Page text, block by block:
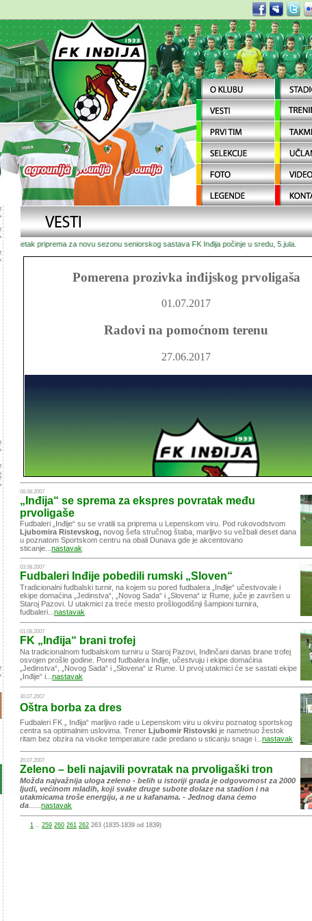
Početak priprema za novu sezonu seniorskog sastava FK Inđija počinje u sredu, 5.jula.
Pomerena prozivka inđijskog prvoligaša
01.07.2017
Radovi na pomoćnom terenu
27.06.2017
08.08.2007
„Inđija“ se sprema za ekspres povratak među
prvoligaše
Fudbaleri „Inđije“ su se vratili sa priprema u Lepenskom viru. Pod rukovodstvom
Ljubomira Ristevskog, novog šefa stručnog štaba, marljivo su vežbali deset dana
u poznatom Sportskom centru na obali Dunava gde je akcentovano
sticanje... nastavak
03.08.2007
Fudbaleri Inđije pobedili rumski „Sloven“
Tradicionalni fudbalski turnir, na kojem su pored fudbalera „Inđije“ učestvovale i
ekipe domaćina „Jedinstva“, „Novog Sada“ i „Slovena“ iz Rume, juče je završen u
Staroj Pazovi. U utakmici za treće mesto prošlogodišnji šampioni turnira,
fudbaleri... nastavak
01.08.2007
FK „Inđija“ brani trofej
Na tradicionalnom fudbalskom turniru u Staroj Pazovi, Inđinčani danas brane trofej
osvojen prošle godine. Pored fudbalera Inđije, učestvuju i ekipe domaćina
„Jedinstva“, „Novog Sada“ i „Slovena“ iz Rume. U prvoj utakmici će se sastati ekipe
„Inđije“ i... nastavak
30.07.2007
Oštra borba za dres
Fudbaleri FK „ Inđija“ marljivo rade u Lepenskom viru u okviru poznatog sportskog
centra sa optimalnim uslovima. Trener Ljubomir Ristovski je nametnuo žestok
ritam bez obzira na visoke temperature rade predano u sticanju snage i... nastavak
20.07.2007
Zeleno – beli najavili povratak na prvoligaški tron
Možda najvažnija uloga zeleno - belih u istoriji grada je odgovornost za 2000
ljudi, većinom mladih, koji svake druge subote dolaze na stadion i na
utakmicama troše energiju, a ne u kafanama. - Jednog dana ćemo
da
nastavak
1 .. 259 260 261 262 263 (1835-1839 od 1839)